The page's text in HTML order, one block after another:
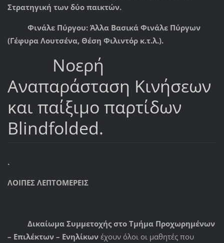
Στρατηγική των δύο παικτών.
Φινάλε Πύργου: Άλλα Βασικά Φινάλε Πύργων
(Γέφυρα Λουτσένα, Θέση Φιλιντόρ κ.τ.λ.).
Νοερή
Αναπαράσταση Κινήσεων
και παίξιμο παρτίδων
Blindfolded.
.
ΛΟΙΠΕΣ ΛΕΠΤΟΜΕΡΕΙΣ
Δικαίωμα Συμμετοχής στο Τμήμα Προχωρημένων
– Επιλέκτων – Ενηλίκωνέχουν όλοι οι μαθητές που